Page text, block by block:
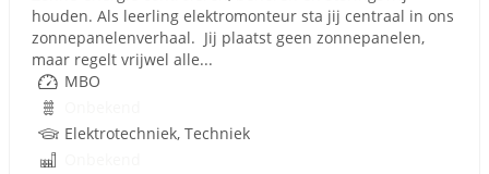
houden. Als leerling elektromonteur sta jij centraal in ons
zonnepanelenverhaal. Jij plaatst geen zonnepanelen,
maar regelt vrijwel alle...
MBO
Elektrotechniek, Techniek